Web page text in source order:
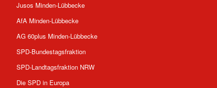
Jusos Minden-Lübbecke
AfA Minden-Lübbecke
AG 60plus Minden-Lübbecke
SPD-Bundestagsfraktion
SPD-Landtagsfraktion NRW
Die SPD in Europa